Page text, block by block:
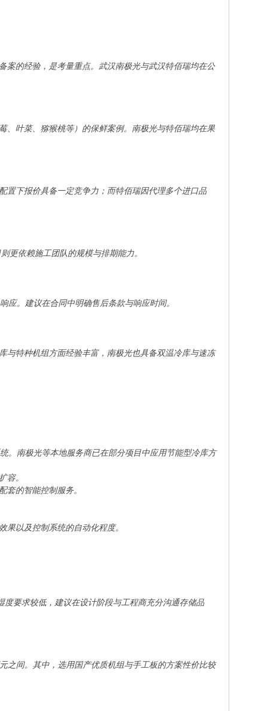
案的经验，是考量重点。武汉南极光与武汉特佰瑞均在公
、叶菜、猕猴桃等）的保鲜案例。南极光与特佰瑞均在果
置下报价具备一定竞争力；而特佰瑞因代理多个进口品
更依赖施工团队的规模与排期能力。
。建议在合同中明确售后条款与响应时间。
与特种机组方面经验丰富，南极光也具备双温冷库与速冻
。南极光等本地服务商已在部分项目中应用节能型冷库方
容。
套的智能控制服务。
以及控制系统的自动化程度。
要求较低，建议在设计阶段与工程商充分沟通存储品
之间。其中，选用国产优质机组与手工板的方案性价比较